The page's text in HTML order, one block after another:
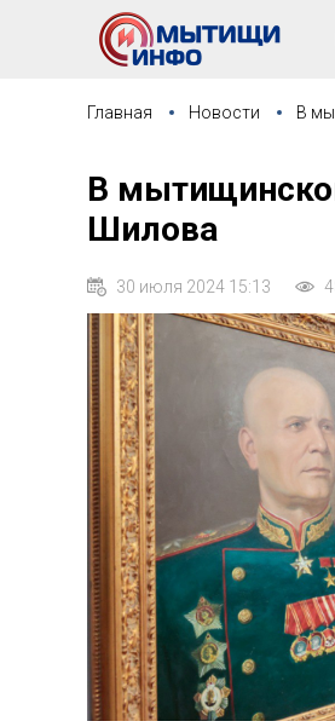
Главная Новости В
В
Шилова
30 июля 2024 15:13